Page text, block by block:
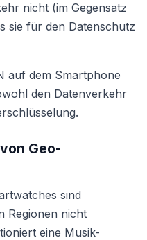
nicht (im Gegensatz
sie für den Datenschutz
auf dem Smartphone
den Datenverkehr
Geo-
sind
Regionen nicht
eine Musik-